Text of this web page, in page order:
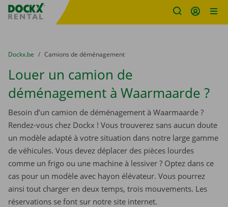
sitename
You are here:
du
Dockx.be to
Camions de déménagement
Louer un camion de
déménagement à Waarmaarde ?
Besoin d’un camion de déménagement à Waarmaarde ?
Rendez-vous chez Dockx ! Vous trouverez sans aucun doute
un modèle adapté à votre situation dans notre large gamme
de véhicules. Vous devez déplacer des pièces lourdes
comme un frigo ou une machine à lessiver ? Optez dans ce
cas pour un modèle avec hayon élévateur. Vous pourrez
ainsi tout charger en deux temps, trois mouvements. Les
réservations se font sur notre site internet.